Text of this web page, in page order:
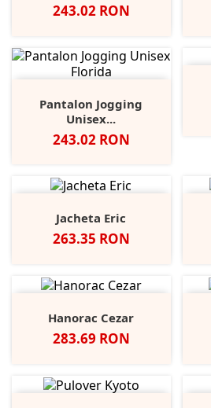
Pret
243.02 RON
Pantalon Jogging
Unisex...
Pret
243.02 RON
Jacheta Eric
Pret
263.35 RON
Hanorac Cezar
Pret
283.69 RON